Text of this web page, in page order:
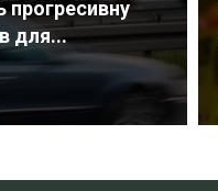
прогресивну
для...